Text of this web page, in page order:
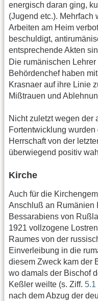
energisch daran ging,
(Jugend etc.). Mehrfach
Arbeiten am Heim
beschuldigt,
entsprechende Akten
Die rumänischen
Behördenchef haben
Krasnaer auf ihre Linie
Mißtrauen und
Nicht zuletzt wegen der
Fortentwicklung
Herrschaft von der
überwiegend positiv
Kirche
Auch für die
Anschluß an Rumänien
Bessarabiens von
1921 vollzogene
Raumes von der
Einverleibung in die
diesem Zweck kam der
wo damals der Bischof
Keßler weilte (s. Ziff.
nach dem Abzug der